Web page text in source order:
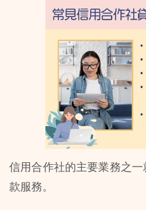
信用合作社的主要業務之
款服務。